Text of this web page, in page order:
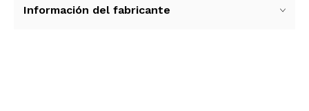
completamente impermeable, lo que lo hace
Información del fabricante